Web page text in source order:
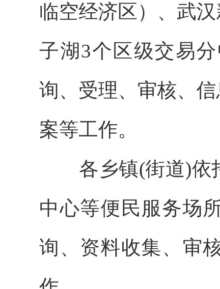
临空经济区）、武
子湖 3个区级交易
询、受理、审核、
案等工作。
各乡镇(街道)依
中心等便民服务场
询、资料收集、审